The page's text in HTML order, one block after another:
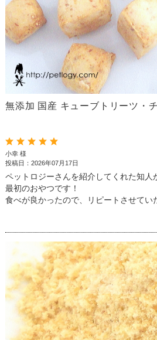
無添加 国産 キューブトリーツ・
小幸 様
投稿日：2026年07月17日
ペットロジーさんを紹介してくれた知人
最初のおやつです！
食べが良かったので、リピートさせてい